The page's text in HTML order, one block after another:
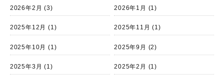
2026年2月 (3) 2026年1月 (1)
2025年12月 (1) 2025年11月 (1)
2025年10月 (1) 2025年9月 (2)
2025年3月 (1) 2025年2月 (1)